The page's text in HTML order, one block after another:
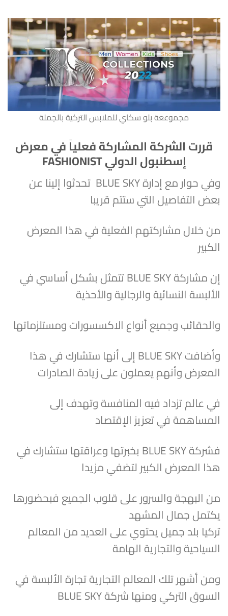
مجموععة بلو سكاي للملابس التركية بالجملة
قررت الشركة المشاركة فعلياً في معرض
إسطنبول الدولي FASHIONIST
وفي حوار مع إدارة BLUE SKY تحدثوا إلينا عن
بعض التفاصيل التي ستتم قريبا
من خلال مشاركتهم الفعلية في هذا المعرض
الكبير
إن مشاركة BLUE SKY تتمثل بشكل أساسي في
الألبسة النسائية والرجالية والأحذية
والحقائب وجميع أنواع الاكسسورات ومستلزماتها
وأضافت BLUE SKY إلى أنها ستشارك في هذا
المعرض وأنهم يعملون على زيادة الصادرات
في عالم تزداد فيه المنافسة وتهدف إلى
المساهمة في تعزيز الإقتصاد
فشركة BLUE SKY بخبرتها وعراقتها ستشارك في
هذا المعرض الكبير لتضفي مزيدا
من البهجة والسرور على قلوب الجميع فبحضورها
يكتمل جمال المشهد
تركيا بلد جميل يحتوي على العديد من المعالم
السياحية والتجارية الهامة
ومن أشهر تلك المعالم التجارية تجارة الألبسة في
السوق التركي ومنها شركة BLUE SKY